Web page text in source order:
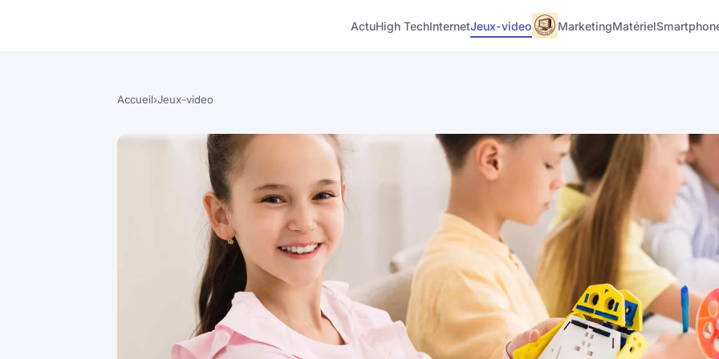
ActuHigh TechInternetJeux-video MarketingMatériel
Accueil›Jeux-video